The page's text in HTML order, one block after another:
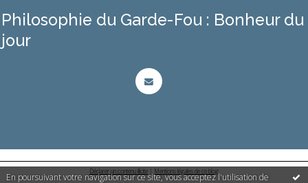
En poursuivant votre navigation sur ce site, vous acceptez l'utilisation de
Philosophie du Garde-Fou : Bonheur du
jour
Déclarer un contenu illicite | Mentions légales de ce blog